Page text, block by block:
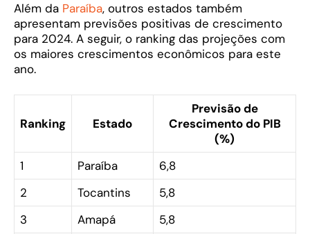
Além da Paraíba, outros estados também
apresentam previsões positivas de crescimento
para 2024. A seguir, o ranking das projeções com
os maiores crescimentos econômicos para este
ano.
Ranking Estado
Previsão de
Crescimento do PIB
(%)
1
Paraíba
6,8
2
Tocantins
5,8
3
Amapá 5,8